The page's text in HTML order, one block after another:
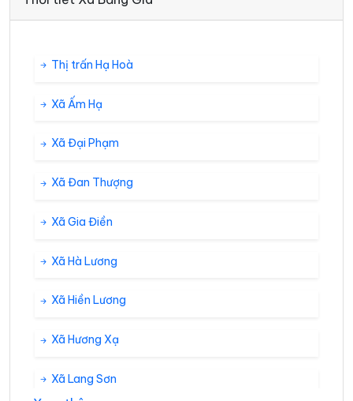
Thị trấn Hạ Hoà
Xã Ấm Hạ
Xã Đại Phạm
Xã Đan Thượng
Xã Gia Điền
Xã Hà Lương
Xã Hiền Lương
Xã Hương Xạ
Xã Lang Sơn